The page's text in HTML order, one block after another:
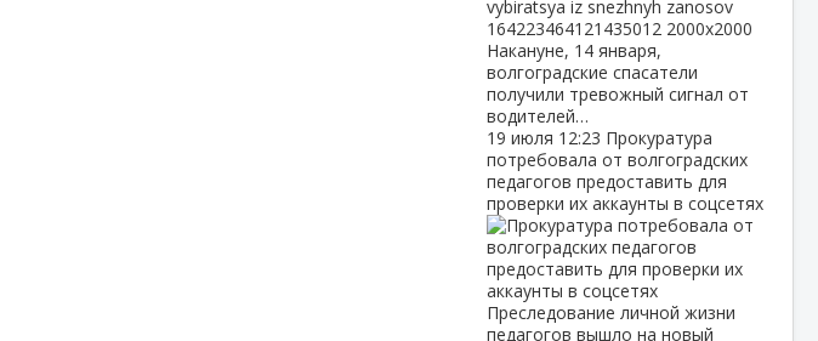
Накануне, 14 января,
волгоградские спасатели
получили тревожный сигнал от
водителей…
19 июля 12:23 Прокуратура
потребовала от волгоградских
педагогов предоставить для
проверки их аккаунты в соцсетях
Преследование личной жизни
педагогов вышло на новый